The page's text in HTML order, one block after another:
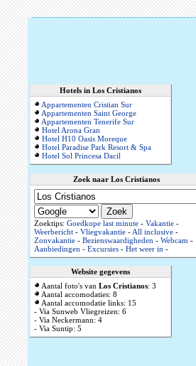
Hotels in Los Cristianos
Appartementen Cristian Sur
Appartementen Saint George
Appartementen Tenerife Sur
Hotel Arona Gran
Hotel H10 Oasis Moreque
Hotel Paradise Park Resort & Spa
Hotel Sol Princesa Dacil
Zoek naar Los Cristianos
Zoektips: Goedkope last minute- Vakantie-
Weerbericht- Vliegvakantie-All inclusive-
Zonvakantie- Bezienswaardigheden- Webcam-
Aanbiedingen- Excursies- Het weer in-
Website gegevens
Aantal foto's van Los Cristianos: 3
Aantal accomodaties: 8
Aantal accomodatie links: 15
- Via Sunweb Vliegreizen: 6
- Via Neckermann: 4
- Via Suntip: 5